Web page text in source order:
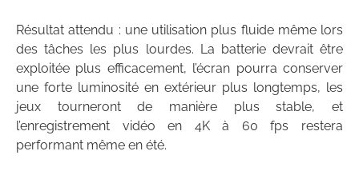
Résultat attendu : une utilisation plus fluide même lors
des tâches les plus lourdes. La batterie devrait être
exploitée plus efficacement, l’écran pourra conserver
une forte luminosité en extérieur plus longtemps, les
jeux tourneront de manière plus stable, et
l’enregistrement vidéo en 4K à 60 fps restera
performant même en été.